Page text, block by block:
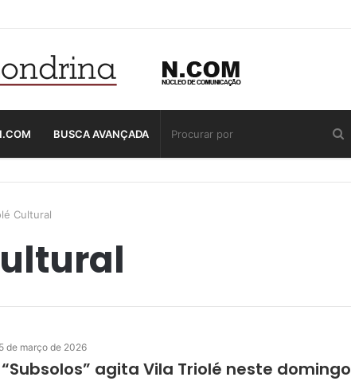
BUSCA AVANÇADA
Cultural
5 de março de 2026
agita Vila Triolé neste